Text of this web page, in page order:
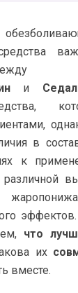
и
в
к
что
их
вместе.